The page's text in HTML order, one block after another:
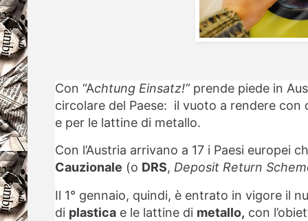
Con “Achtung Einsatz!” prende piede in
circolare del Paese: il vuoto a rendere
e per le lattine di metallo.
Con l’Austria arrivano a 17 i Paesi europei
Cauzionale (o DRS, Deposit Return
Il 1° gennaio, quindi, è entrato in vigore il
di plastica e le lattine di metallo, con